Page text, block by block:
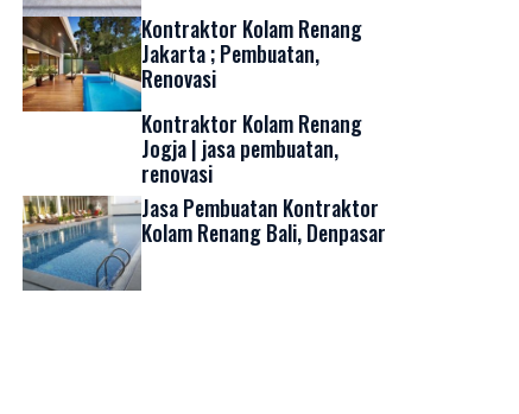
Kontraktor Kolam Renang
Jakarta ; Pembuatan,
Renovasi
Kontraktor Kolam Renang
Jogja | jasa pembuatan,
renovasi
Jasa Pembuatan Kontraktor
Kolam Renang Bali, Denpasar